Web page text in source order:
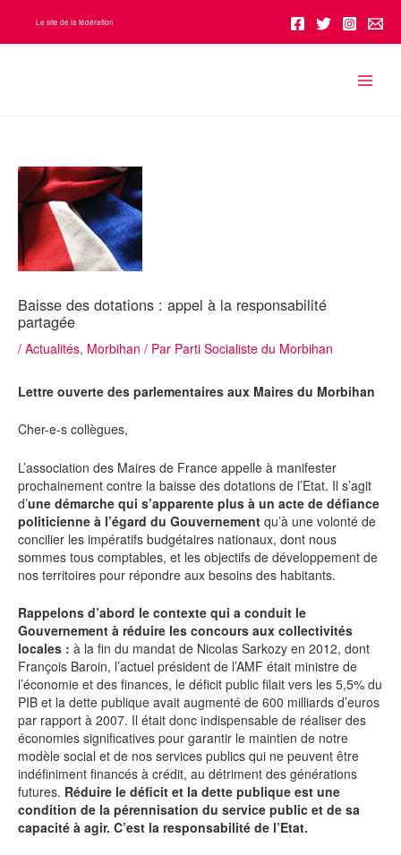
contenu
Le site de la fédération
Baisse des dotations : appel à la responsabilité
partagée
/ Actualités, Morbihan / Par Parti Socialiste du Morbihan
Lettre ouverte des parlementaires aux Maires du Morbihan
Cher-e-s collègues,
L’association des Maires de France appelle à manifester
prochainement contre la baisse des dotations de l’Etat. Il s’agit
d’une démarche qui s’apparente plus à un acte de défiance
politicienne à l’égard du Gouvernement qu’à une volonté de
concilier les impératifs budgétaires nationaux, dont nous
sommes tous comptables, et les objectifs de développement de
nos territoires pour répondre aux besoins des habitants.
Rappelons d’abord le contexte qui a conduit le
Gouvernement à réduire les concours aux collectivités
locales : à la fin du mandat de Nicolas Sarkozy en 2012, dont
François Baroin, l’actuel président de l’AMF était ministre de
l’économie et des finances, le déficit public filait vers les 5,5% du
PIB et la dette publique avait augmenté de 600 milliards d’euros
par rapport à 2007. Il était donc indispensable de réaliser des
économies significatives pour garantir le maintien de notre
modèle social et de nos services publics qui ne peuvent être
indéfiniment financés à crédit, au détriment des générations
futures. Réduire le déficit et la dette publique est une
condition de la pérennisation du service public et de sa
capacité à agir. C’est la responsabilité de l’Etat.